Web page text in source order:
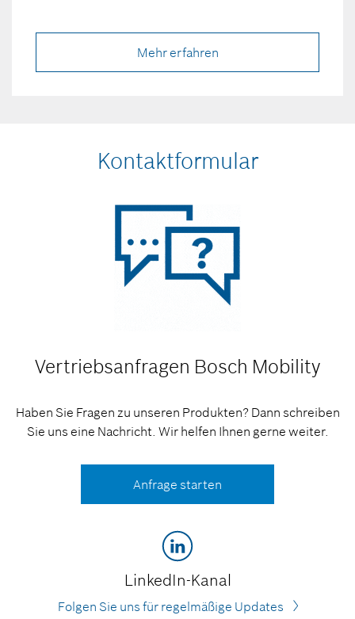
Mehr erfahren
Kontaktformular
Vertriebsanfragen Bosch Mobility
Haben Sie Fragen zu unseren Produkten? Dann schreiben
Sie uns eine Nachricht. Wir helfen Ihnen gerne weiter.
Anfrage starten
LinkedIn-Kanal
Folgen Sie uns für regelmäßige Updates